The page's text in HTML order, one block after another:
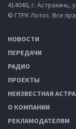
414040, г. Астрахань,
© ГТРК Лотос. Все
НОВОСТИ
ПЕРЕДАЧИ
РАДИО
ПРОЕКТЫ
НЕИЗВЕСТНАЯ
О КОМПАНИИ
РЕКЛАМОДАТЕЛЯМ